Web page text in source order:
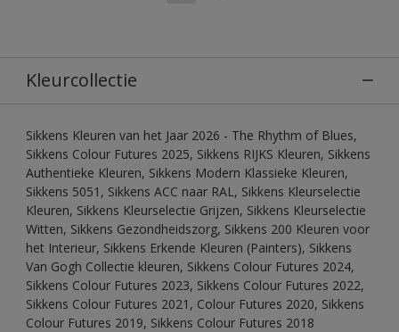
Kleurcollectie
Sikkens Kleuren van het Jaar 2026 - The Rhythm of Blues,
Sikkens Colour Futures 2025, Sikkens RIJKS Kleuren, Sikkens
Authentieke Kleuren, Sikkens Modern Klassieke Kleuren,
Sikkens 5051, Sikkens ACC naar RAL, Sikkens Kleurselectie
Kleuren, Sikkens Kleurselectie Grijzen, Sikkens Kleurselectie
Witten, Sikkens Gezondheidszorg, Sikkens 200 Kleuren voor
het Interieur, Sikkens Erkende Kleuren (Painters), Sikkens
Van Gogh Collectie kleuren, Sikkens Colour Futures 2024,
Sikkens Colour Futures 2023, Sikkens Colour Futures 2022,
Sikkens Colour Futures 2021, Colour Futures 2020, Sikkens
Colour Futures 2019, Sikkens Colour Futures 2018